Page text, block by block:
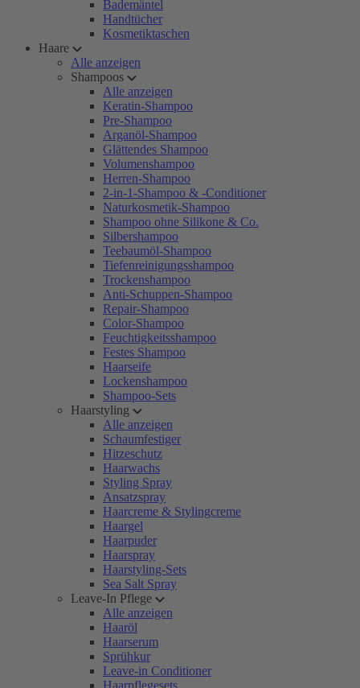
Bademäntel
Handtücher
Kosmetiktaschen
Haare
Alle anzeigen
Shampoos
Alle anzeigen
Keratin-Shampoo
Pre-Shampoo
Arganöl-Shampoo
Glättendes Shampoo
Volumenshampoo
Herren-Shampoo
2-in-1-Shampoo & -Conditioner
Naturkosmetik-Shampoo
Shampoo ohne Silikone & Co.
Silbershampoo
Teebaumöl-Shampoo
Tiefenreinigungsshampoo
Trockenshampoo
Anti-Schuppen-Shampoo
Repair-Shampoo
Color-Shampoo
Feuchtigkeitsshampoo
Festes Shampoo
Haarseife
Lockenshampoo
Shampoo-Sets
Haarstyling
Alle anzeigen
Schaumfestiger
Hitzeschutz
Haarwachs
Styling Spray
Ansatzspray
Haarcreme & Stylingcreme
Haargel
Haarpuder
Haarspray
Haarstyling-Sets
Sea Salt Spray
Leave-In Pflege
Alle anzeigen
Haaröl
Haarserum
Sprühkur
Leave-in Conditioner
Haarpflegesets